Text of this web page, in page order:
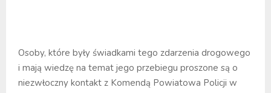
Osoby, które były świadkami tego zdarzenia drogowego
i mają wiedzę na temat jego przebiegu proszone są o
niezwłoczny kontakt z Komendą Powiatowa Policji w